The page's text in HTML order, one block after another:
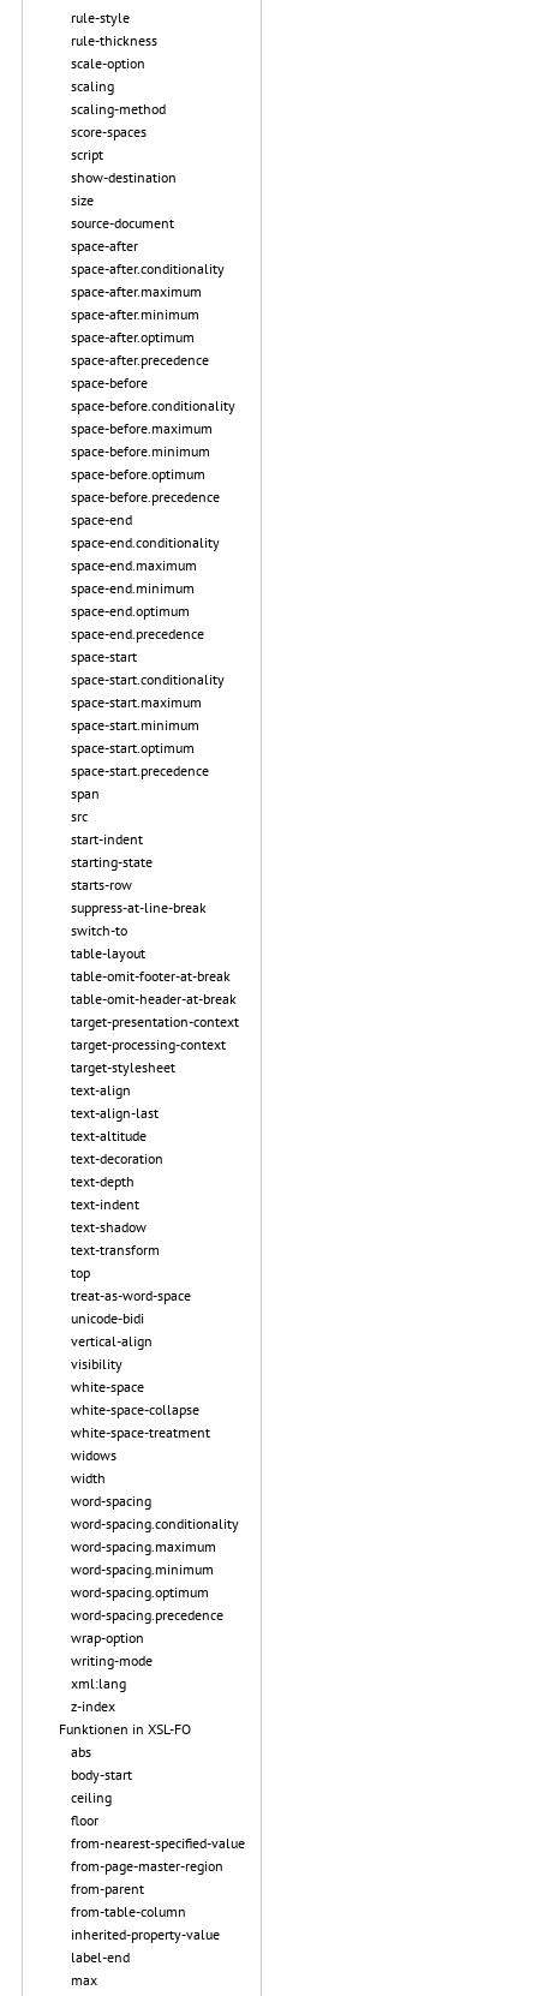
rule-style
rule-thickness
scale-option
scaling
scaling-method
score-spaces
script
show-destination
size
source-document
space-after
space-after.conditionality
space-after.maximum
space-after.minimum
space-after.optimum
space-after.precedence
space-before
space-before.conditionality
space-before.maximum
space-before.minimum
space-before.optimum
space-before.precedence
space-end
space-end.conditionality
space-end.maximum
space-end.minimum
space-end.optimum
space-end.precedence
space-start
space-start.conditionality
space-start.maximum
space-start.minimum
space-start.optimum
space-start.precedence
span
src
start-indent
starting-state
starts-row
suppress-at-line-break
switch-to
table-layout
table-omit-footer-at-break
table-omit-header-at-break
target-presentation-context
target-processing-context
target-stylesheet
text-align
text-align-last
text-altitude
text-decoration
text-depth
text-indent
text-shadow
text-transform
top
treat-as-word-space
unicode-bidi
vertical-align
visibility
white-space
white-space-collapse
white-space-treatment
widows
width
word-spacing
word-spacing.conditionality
word-spacing.maximum
word-spacing.minimum
word-spacing.optimum
word-spacing.precedence
wrap-option
writing-mode
xml:lang
z-index
Funktionen in XSL-FO
abs
body-start
ceiling
floor
from-nearest-specified-value
from-page-master-region
from-parent
from-table-column
inherited-property-value
label-end
max